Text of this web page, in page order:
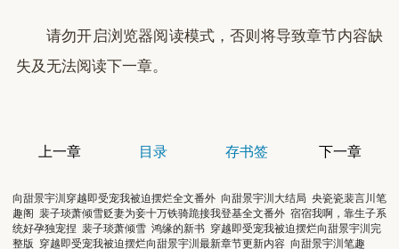
请勿开启浏览器阅读模式，否则将导致章节内容缺
失及无法阅读下一章。
上一章 目录 存书签 下一章
向甜景宇汌穿越即受宠我被迫摆烂全文番外 向甜景宇汌大结局 央瓷瓷裴言川笔
趣阁
裴子琰萧倾雪贬妻为妾十万铁骑跪接我登基全文番外 宿宿我啊，靠生子系
统好孕独宠捏 裴子琰萧倾雪 鸿缘的新书 穿越即受宠我被迫摆烂向甜景宇汌完
整版 穿越即受宠我被迫摆烂向甜景宇汌最新章节更新内容 向甜景宇汌笔趣